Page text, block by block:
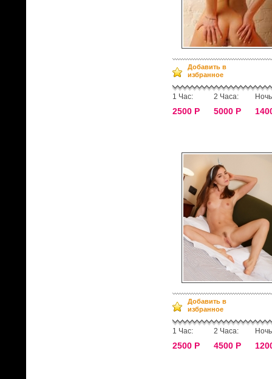
Добавить в
избранное
1 Час:
2500 Р
2 Часа:
5000 Р
Добавить в
избранное
1 Час:
2500 Р
2 Часа:
4500 Р